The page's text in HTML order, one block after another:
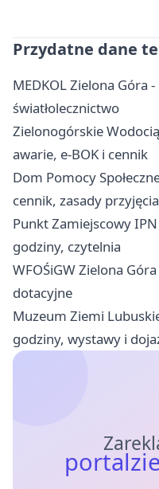
Przydatne dane
MEDKOL Zielona Góra
światłolecznictwo
Zielonogórskie
awarie, e-BOK i cennik
Dom Pomocy
cennik, zasady przyjęcia
Punkt Zamiejscowy
godziny, czytelnia
WFOŚiGW Zielona
dotacyjne
Muzeum Ziemi
godziny, wystawy i